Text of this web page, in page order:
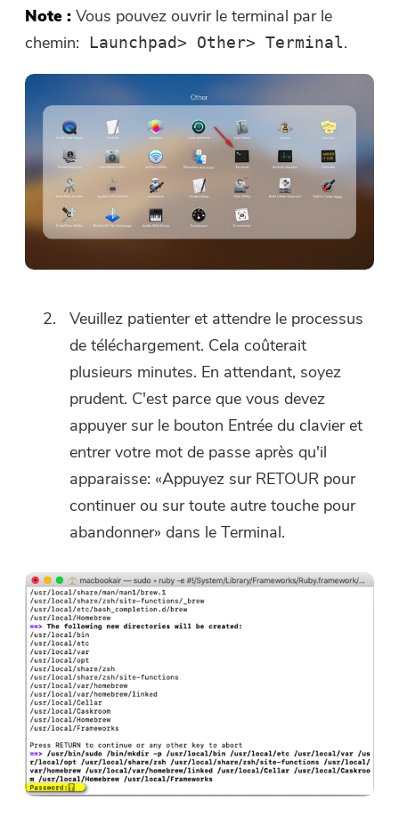
Note : Vous pouvez ouvrir le terminal par le
chemin: Launchpad> Other> Terminal.
Veuillez patienter et attendre le processus
de téléchargement. Cela coûterait
plusieurs minutes. En attendant, soyez
prudent. C'est parce que vous devez
appuyer sur le bouton Entrée du clavier et
entrer votre mot de passe après qu'il
apparaisse: «Appuyez sur RETOUR pour
continuer ou sur toute autre touche pour
abandonner» dans le Terminal.
boutique .
valide.
Soumettre
Merci pour votre abonnement !
adresse électronique
user@email.com . Vous pouvez
également cliquer sur le bouton pour
acheter le logiciel directement.